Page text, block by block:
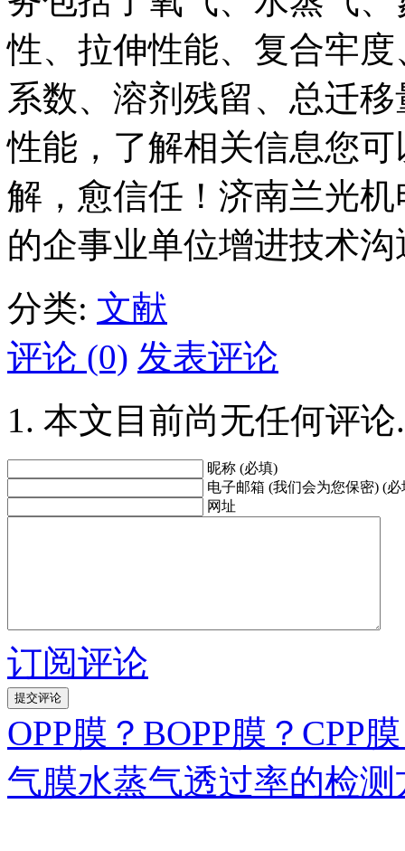
性、拉伸性能、复合牢
系数、溶剂残留、总迁
性能，了解相关信息您
解，愈信任！济南兰光
的企事业单位增进技术
分类: 文献
评论 (0) 发表评论
本文目前尚无任何评论.
昵称 (必填)
电子邮箱 (我们会为您保密) (必
网址
订阅评论
OPP膜？BOPP膜？CPP
气膜水蒸气透过率的检测